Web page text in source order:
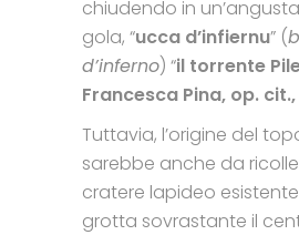
chiudendo in
gola, “ucca d’infiernu” (
d’inferno) “il torrente
Francesca Pina, op. cit.,
Tuttavia, l’origine del
sarebbe anche da
cratere lapideo
grotta sovrastante il